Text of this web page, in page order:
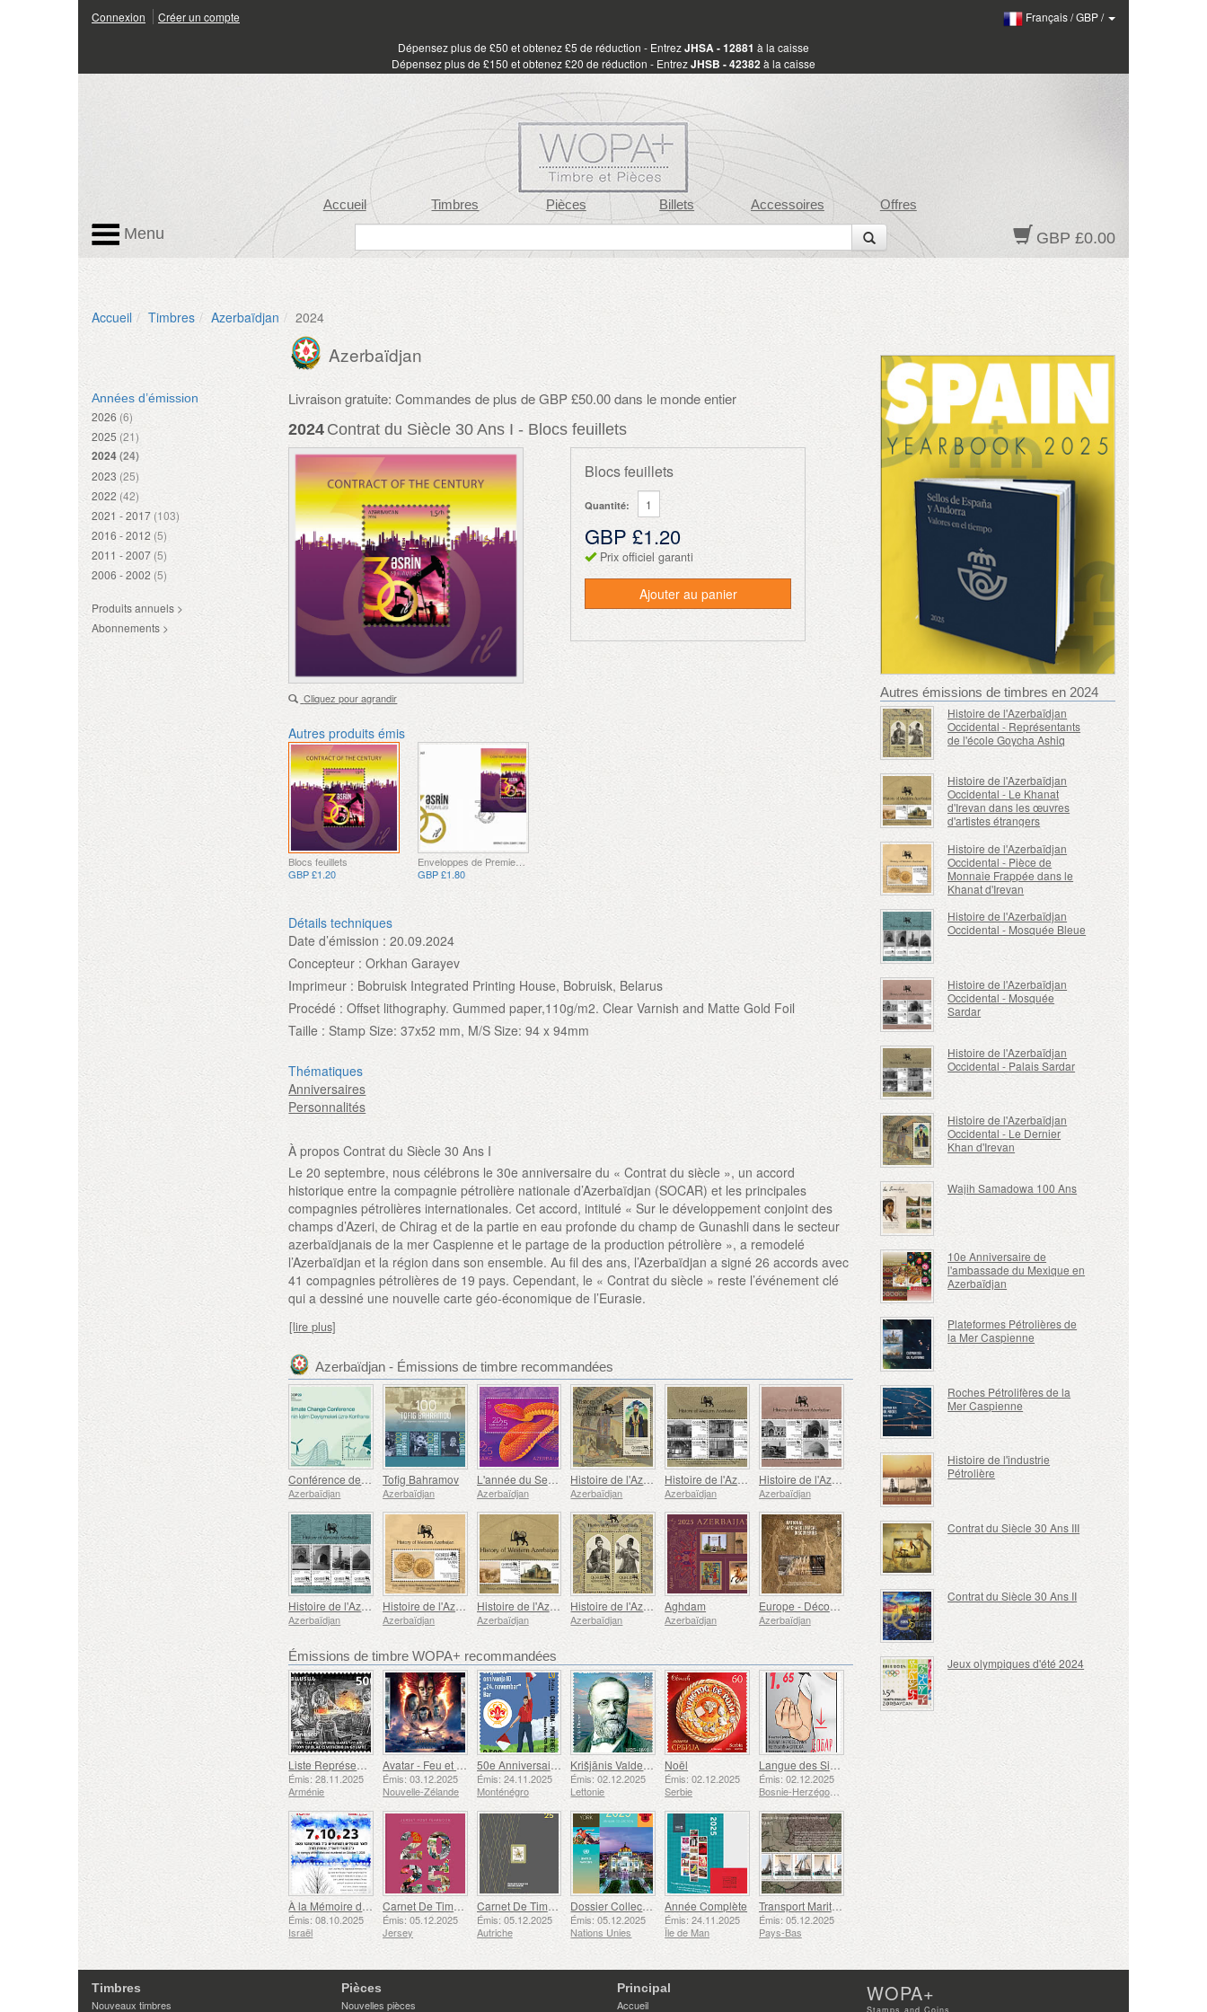
Connexion Créer un compte Français/GBP/
Dépensez plus de £50 et obtenez £5 de réduction - EntrezJHSA - 12881 à la caisse
Dépensez plus de £150 et obtenez £20 de réduction - EntrezJHSB - 42382à la caisse
Accueil Timbres Pièces Billets Accessoires Offres
GBP £0.00
Menu
Accueil Timbres Azerbaïdjan 2024
Années d’émission
2026 (6)
2025 (21)
2024(24)
2023 (25)
2022 (42)
2021 - 2017 (103)
2016 - 2012 (5)
2011 - 2007 (5)
2006 - 2002 (5)
Produits annuels >
Abonnements >
Azerbaïdjan
Livraison gratuite: Commandes de plus de GBP £50.00 dans le monde entier
2024 Contrat du Siècle 30 Ans I - Blocs feuillets
Cliquez pour agrandir
Blocs feuillets
Quantité:
GBP £1.20
Prix officiel garanti
Ajouter au panier
Autres produits émis
Blocs feuillets
GBP £1.20
Enveloppes de Premier Jour
GBP £1.80
Détails techniques
Date d’émission : 20.09.2024
Concepteur : Orkhan Garayev
Imprimeur : Bobruisk Integrated Printing House, Bobruisk, Belarus
Procédé : Offset lithography. Gummed paper,110g/m2. Clear Varnish and Matte Gold Foil
Taille : Stamp Size: 37x52 mm, M/S Size: 94 x 94mm
Thématiques
Anniversaires
Personnalités
À propos Contrat du Siècle 30 Ans I
Le 20 septembre, nous célébrons le 30e anniversaire du « Contrat du siècle », un accord
historique entre la compagnie pétrolière nationale d’Azerbaïdjan (SOCAR) et les principales
compagnies pétrolières internationales. Cet accord, intitulé « Sur le développement conjoint des
champs d’Azeri, de Chirag et de la partie en eau profonde du champ de Gunashli dans le secteur
azerbaïdjanais de la mer Caspienne et le partage de la production pétrolière », a remodelé
l’Azerbaïdjan et la région dans son ensemble. Au fil des ans, l’Azerbaïdjan a signé 26 accords avec
41 compagnies pétrolières de 19 pays. Cependant, le « Contrat du siècle » reste l’événement clé
qui a dessiné une nouvelle carte géo-économique de l’Eurasie.
[lire plus]
Azerbaïdjan - Émissions de timbre recommandées
Conférence des Nations Unies sur les Changements Climatiques
Azerbaïdjan
Tofig Bahramov
Azerbaïdjan
L'année du Serpent
Azerbaïdjan
Histoire de l'Azerbaïdjan Occidental - Le Dernier Khan d'Irevan
Azerbaïdjan
Histoire de l'Azerbaïdjan Occidental - Palais Sardar
Azerbaïdjan
Histoire de l'Azerbaïdjan Occidental - Mosquée Sardar
Azerbaïdjan
Histoire de l'Azerbaïdjan Occidental - Mosquée Bleue
Azerbaïdjan
Histoire de l'Azerbaïdjan Occidental - Pièce de Monnaie Frappée dans le Khanat d'Irevan
Azerbaïdjan
Histoire de l'Azerbaïdjan Occidental - Le Khanat d'Irevan dans les œuvres d'artistes étrangers
Azerbaïdjan
Histoire de l'Azerbaïdjan Occidental - Représentants de l'école Goycha Ashiq
Azerbaïdjan
Aghdam
Azerbaïdjan
Europe - Découvertes Archéologiques Nationales, Gobustan
Azerbaïdjan
Émissions de timbre WOPA+ recommandées
Liste Représentative du Patrimoine Culturel Immatériel de l'humanité de l'UNESCO - Tradition de la Forge à Gyumri
Émis: 28.11.2025
Arménie
Avatar - Feu et Cendres
Émis: 03.12.2025
Nouvelle-Zélande
50e Anniversaire de la Fondation du Bar Scout du 24 Novembre
Émis: 24.11.2025
Monténégro
Krišjānis Valdemārs
Émis: 02.12.2025
Lettonie
Noël
Émis: 02.12.2025
Serbie
Langue des Signes - Bien
Émis: 02.12.2025
Bosnie-Herzégovine - République de Srpska
À la Mémoire des Morts et des Assassinés le 7 Octobre 2023
Émis: 08.10.2025
Israël
Carnet De Timbres
Émis: 05.12.2025
Jersey
Carnet De Timbres
Émis: 05.12.2025
Autriche
Dossier Collection Annuelle (New York)
Émis: 05.12.2025
Nations Unies
Année Complète
Émis: 24.11.2025
Île de Man
Transport Maritime aux XVIIe et XVIIIe Siècles – Transport de Tourbe
Émis: 05.12.2025
Pays-Bas
Autres émissions de timbres en 2024
Histoire de l'Azerbaïdjan
Occidental - Représentants
de l'école Goycha Ashiq
Histoire de l'Azerbaïdjan
Occidental - Le Khanat
d'Irevan dans les œuvres
d'artistes étrangers
Histoire de l'Azerbaïdjan
Occidental - Pièce de
Monnaie Frappée dans le
Khanat d'Irevan
Histoire de l'Azerbaïdjan
Occidental - Mosquée Bleue
Histoire de l'Azerbaïdjan
Occidental - Mosquée
Sardar
Histoire de l'Azerbaïdjan
Occidental - Palais Sardar
Histoire de l'Azerbaïdjan
Occidental - Le Dernier
Khan d'Irevan
Wajih Samadowa 100 Ans
10e Anniversaire de
l'ambassade du Mexique en
Azerbaïdjan
Plateformes Pétrolières de
la Mer Caspienne
Roches Pétrolifères de la
Mer Caspienne
Histoire de l'industrie
Pétrolière
Contrat du Siècle 30 Ans III
Contrat du Siècle 30 Ans II
Jeux olympiques d'été 2024
Timbres
Nouveaux timbres
Pièces
Nouvelles pièces
Principal
Accueil
WOPA+
Stamps and Coins